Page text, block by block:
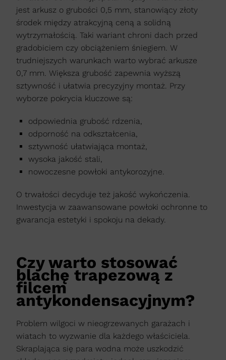
jest arkusz o grubości 0,5 mm, stanowiący złoty
środek między atrakcyjną ceną a solidną
wytrzymałością. Taki wariant chroni dach przed
gradobiciem czy obciążeniem śniegiem. W
trudniejszych warunkach warto wybrać arkusze
0,7 mm. Większa grubość zapewnia wyższą
sztywność i ułatwia precyzyjny montaż. Przy
wyborze pokrycia kluczowe są:
odpowiednia grubość rdzenia,
odporność na odkształcenia,
sztywność ułatwiająca montaż,
wysoka jakość stali,
nowoczesne powłoki antykorozyjne.
O trwałości decyduje też jakość wykończenia.
Inwestycja w zaawansowane powłoki ochronne to
gwarancja estetyki i spokoju na dekady.
Czy warto stosować
blachę trapezową z
filcem
antykondensacyjnym?
Problem wilgoci w nieogrzewanych garażach i
wiatach to wyzwanie dla każdego właściciela.
Skraplająca się para wodna może uszkodzić